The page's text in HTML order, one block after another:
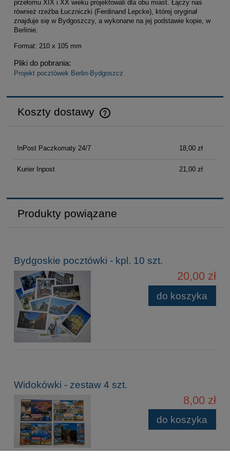
przełomu XIX i XX wieku projektowali dla obu miast. Łączy nas
również rzeźba Łuczniczki (Ferdinand Lepcke), której oryginał
znajduje się w Bydgoszczy, a wykonane na jej podstawie kopie, w
Berlinie.
Format: 210 x 105 mm
Pliki do pobrania:
Projekt pocztówek Berlin-Bydgoszcz
Koszty dostawy
Cena nie zawiera ewentualnych kosztów płatności
InPost Paczkomaty 24/7 18,00 zł
Kurier Inpost 21,00 zł
Produkty powiązane
Bydgoskie pocztówki - kpl. 10 szt.
20,00 zł
do koszyka
Widokówki - zestaw 4 szt.
8,00 zł
do koszyka